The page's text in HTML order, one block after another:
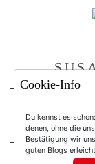
Cookie-Info
Du kennst es
denen, ohne die
Bestätigung wir
guten Blogs